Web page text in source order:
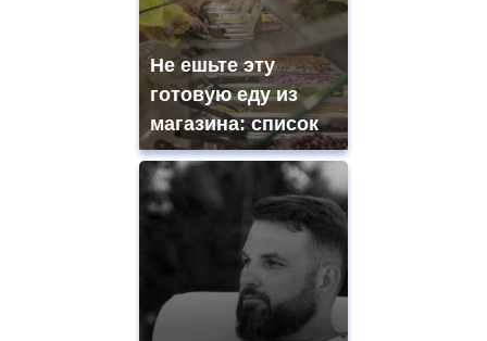
Не ешьте эту
готовую еду из
магазина: список